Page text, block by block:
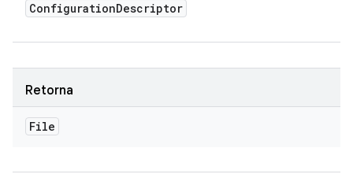
ConfigurationDescriptor
Retorna
File